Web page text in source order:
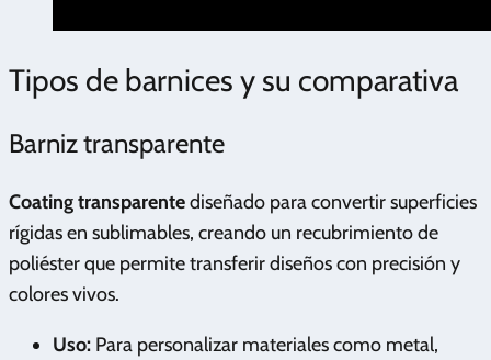
Tipos de barnices y su comparativa
Barniz transparente
Coating transparentediseñado para convertir superficies
rígidas en sublimables, creando un recubrimiento de
poliéster que permite transferir diseños con precisión y
colores vivos.
Uso: Para personalizar materiales como metal,